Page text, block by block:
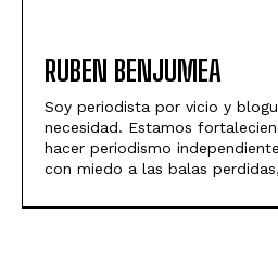
RUBEN BENJUMEA
Soy periodista por vicio y
necesidad. Estamos
hacer periodismo
con miedo a las balas